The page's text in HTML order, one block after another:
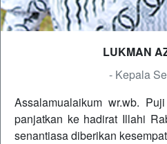
LUKMAN
- Kepala
Assalamualaikum wr.wb.
panjatkan ke hadirat Illahi
senantiasa diberikan